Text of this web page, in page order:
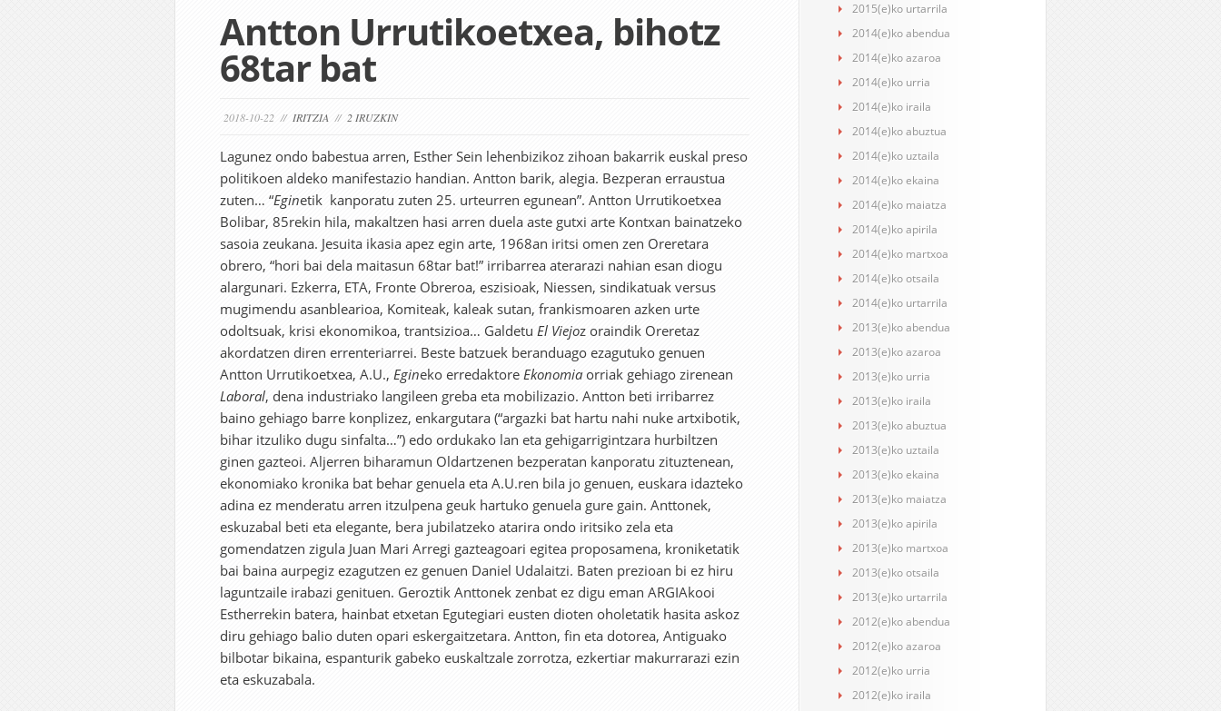
Antton Urrutikoetxea, bihotz
68tar bat
2018-10-22 // IRITZIA // 2 IRUZKIN
Lagunez ondo babestua arren, Esther Sein lehenbizikoz zihoan bakarrik euskal preso
politikoen aldeko manifestazio handian. Antton barik, alegia. Bezperan erraustua
zuten… “Eginetik kanporatu zuten 25. urteurren egunean”. Antton Urrutikoetxea
Bolibar, 85rekin hila, makaltzen hasi arren duela aste gutxi arte Kontxan bainatzeko
sasoia zeukana. Jesuita ikasia apez egin arte, 1968an iritsi omen zen Oreretara
obrero, “hori bai dela maitasun 68tar bat!” irribarrea aterarazi nahian esan diogu
alargunari. Ezkerra, ETA, Fronte Obreroa, eszisioak, Niessen, sindikatuak versus
mugimendu asanblearioa, Komiteak, kaleak sutan, frankismoaren azken urte
odoltsuak, krisi ekonomikoa, trantsizioa… Galdetu El Viejoz oraindik Oreretaz
akordatzen diren errenteriarrei. Beste batzuek beranduago ezagutuko genuen
Antton Urrutikoetxea, A.U., Egineko erredaktore Ekonomiaorriak gehiago zirenean
Laboral, dena industriako langileen greba eta mobilizazio. Antton beti irribarrez
baino gehiago barre konplizez, enkargutara (“argazki bat hartu nahi nuke artxibotik,
bihar itzuliko dugu sinfalta…”) edo ordukako lan eta gehigarrigintzara hurbiltzen
ginen gazteoi. Aljerren biharamun Oldartzenen bezperatan kanporatu zituztenean,
ekonomiako kronika bat behar genuela eta A.U.ren bila jo genuen, euskara idazteko
adina ez menderatu arren itzulpena geuk hartuko genuela gure gain. Anttonek,
eskuzabal beti eta elegante, bera jubilatzeko atarira ondo iritsiko zela eta
gomendatzen zigula Juan Mari Arregi gazteagoari egitea proposamena, kroniketatik
bai baina aurpegiz ezagutzen ez genuen Daniel Udalaitzi. Baten prezioan bi ez hiru
laguntzaile irabazi genituen. Geroztik Anttonek zenbat ez digu eman ARGIAkooi
Estherrekin batera, hainbat etxetan Egutegiari eusten dioten oholetatik hasita askoz
diru gehiago balio duten opari eskergaitzetara. Antton, fin eta dotorea, Antiguako
bilbotar bikaina, espanturik gabeko euskaltzale zorrotza, ezkertiar makurrarazi ezin
eta eskuzabala.
2015(e)ko urtarrila
2014(e)ko abendua
2014(e)ko azaroa
2014(e)ko urria
2014(e)ko iraila
2014(e)ko abuztua
2014(e)ko uztaila
2014(e)ko ekaina
2014(e)ko maiatza
2014(e)ko apirila
2014(e)ko martxoa
2014(e)ko otsaila
2014(e)ko urtarrila
2013(e)ko abendua
2013(e)ko azaroa
2013(e)ko urria
2013(e)ko iraila
2013(e)ko abuztua
2013(e)ko uztaila
2013(e)ko ekaina
2013(e)ko maiatza
2013(e)ko apirila
2013(e)ko martxoa
2013(e)ko otsaila
2013(e)ko urtarrila
2012(e)ko abendua
2012(e)ko azaroa
2012(e)ko urria
2012(e)ko iraila